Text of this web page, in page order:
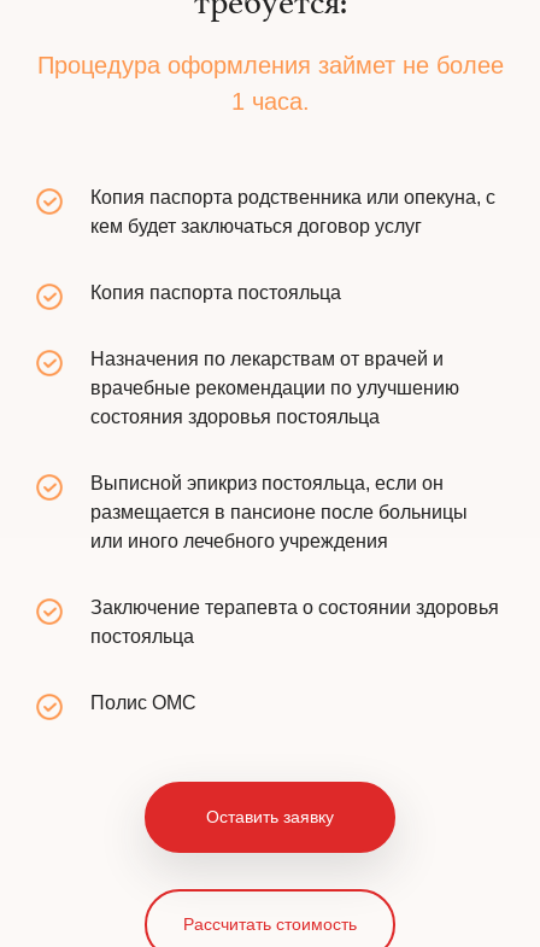
Процедура оформления займет не более
1 часа.
Копия паспорта родственника или опекуна, с
кем будет заключаться договор услуг
Копия паспорта постояльца
Назначения по лекарствам от врачей и
врачебные рекомендации по улучшению
состояния здоровья постояльца
Выписной эпикриз постояльца, если он
размещается в пансионе после больницы
или иного лечебного учреждения
Заключение терапевта о состоянии здоровья
постояльца
Полис ОМС
Оставить заявку
Рассчитать стоимость